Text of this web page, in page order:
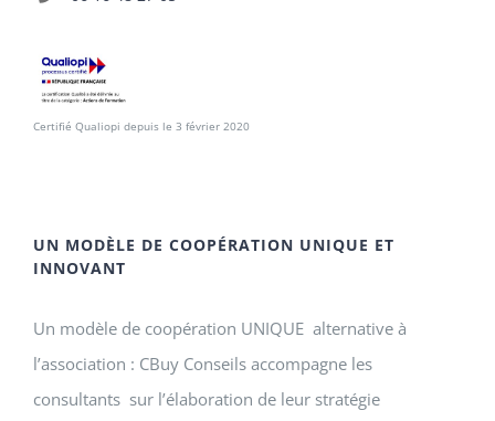
Certifié Qualiopi depuis le 3 février 2020
UN MODÈLE DE COOPÉRATION UNIQUE ET
INNOVANT
Un modèle de coopération UNIQUE alternative à
l’association : CBuy Conseils accompagne les
consultants sur l’élaboration de leur stratégie